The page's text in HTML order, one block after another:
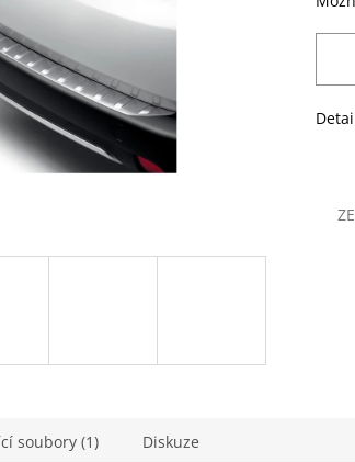
soubory (1) Diskuze